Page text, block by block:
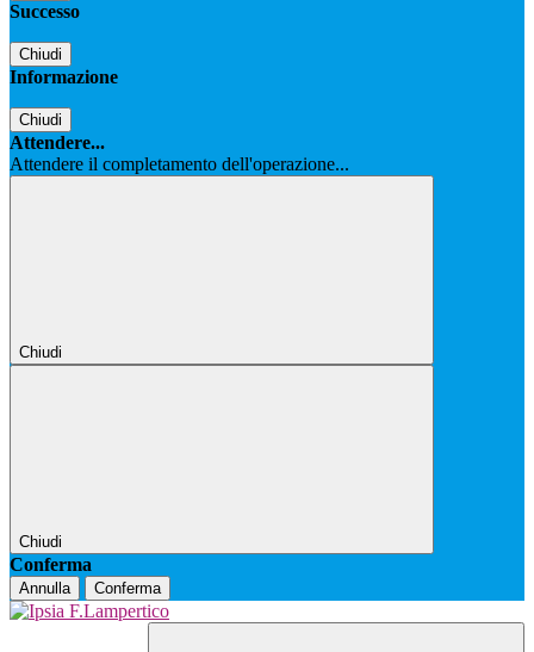
Successo
Chiudi
Informazione
Chiudi
Attendere...
Attendere il completamento dell'operazione...
Chiudi
Chiudi
Conferma
Annulla Conferma